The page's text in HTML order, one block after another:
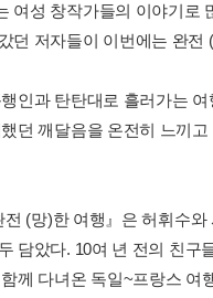
여성 창작가들의 이야기로
던 저자들이 이번에는 완
인과 탄탄대로 흘러가는
던 깨달음을 온전히 느끼
(망)한 여행』은 허휘수와
담았다. 10여 년 전의 친구
께 다녀온 독일~프랑스 여